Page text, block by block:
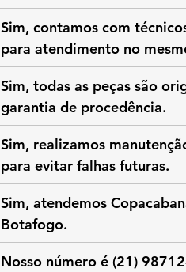
Sim, contamos com
para atendimento no
Sim, todas as peças são
garantia de procedência.
Sim, realizamos
para evitar falhas futuras.
Sim, atendemos
Botafogo.
Nosso número é (21)